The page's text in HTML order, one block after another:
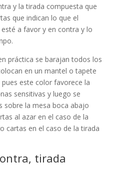
y la tirada compuesta que
que indican lo que el
a favor y en contra y lo
práctica se barajan todos los
en un mantel o tapete
este color favorece la
sensitivas y luego se
sobre la mesa boca abajo
al azar en el caso de la
cartas en el caso de la tirada
tirada